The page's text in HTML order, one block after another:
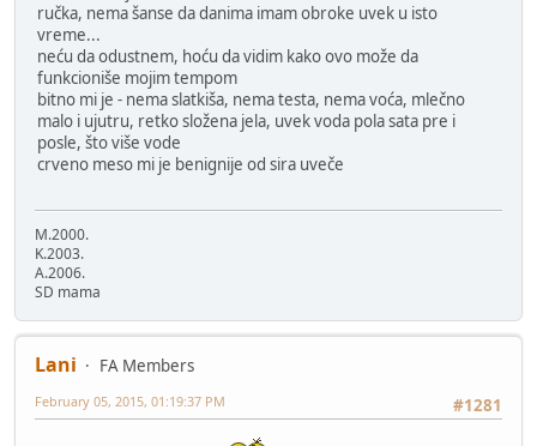
ručka, nema šanse da danima imam obroke uvek u isto
vreme...
neću da odustnem, hoću da vidim kako ovo može da
funkcioniše mojim tempom
bitno mi je - nema slatkiša, nema testa, nema voća, mlečno
malo i ujutru, retko složena jela, uvek voda pola sata pre i
posle, što više vode
crveno meso mi je benignije od sira uveče
M.2000.
K.2003.
A.2006.
SD mama
Lani
FA Members
#1281
February 05, 2015, 01:19:37 PM